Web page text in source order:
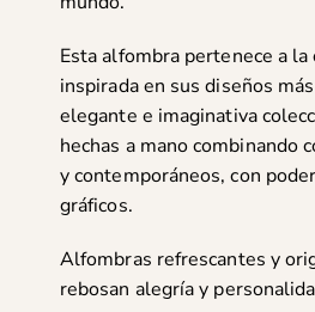
Esta alfombra pertenece a la
inspirada en sus diseños
elegante e imaginativa
hechas a mano combinando
y contemporáneos, con
gráficos.
Alfombras refrescantes y
rebosan alegría y